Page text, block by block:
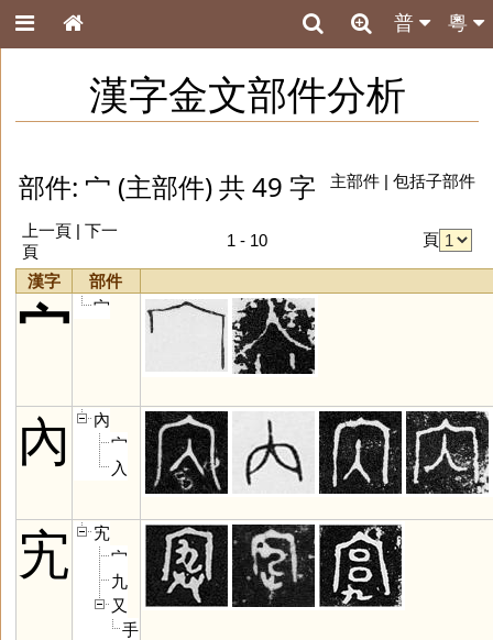
粵
普
漢字金文部件分析
部件: 宀 (主部件) 共 49 字 主部件| 包括子部件
上一頁 | 下一
頁
1 - 10 頁
漢字 部件
宀 宀
內
內
宀
入
宄
宄
宀
九
又
手